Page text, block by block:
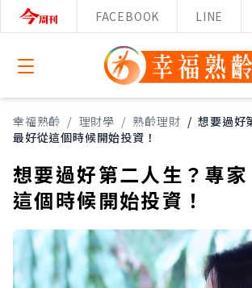
FACEBOOK LINE
Open menu
幸福熟齡 / 理財學 / 熟齡理財 / 想要過好
最好從這個時候開始投資！
想要過好第二人生？專
這個時候開始投資！